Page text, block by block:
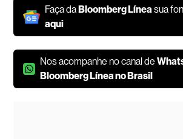
Faça daBloomberg Líneasua
aqui
Nos acompanhe no canal de
Bloomberg Línea no Brasil